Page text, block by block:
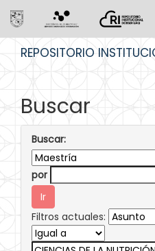
REPOSITORIO
Buscar
Buscar:
por
Filtros actuales: